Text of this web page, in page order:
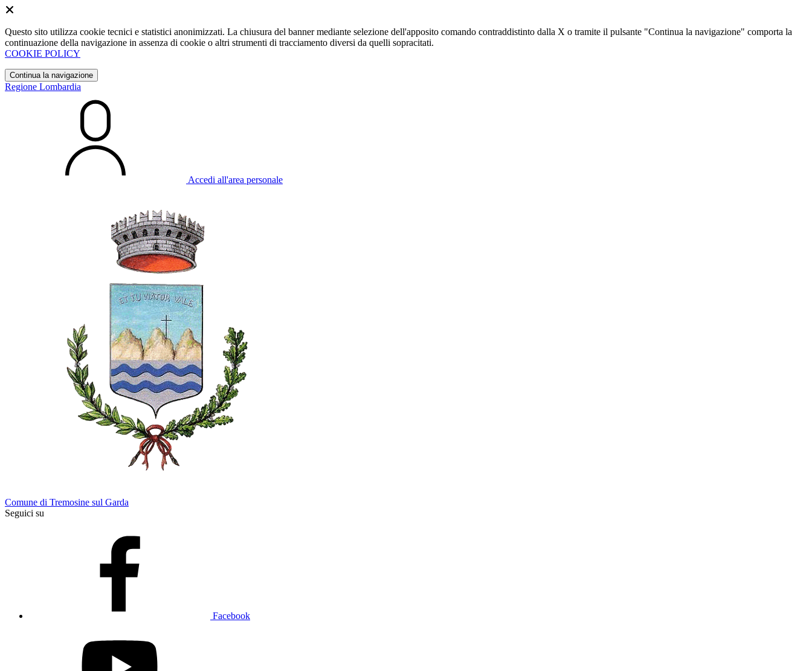
Questo sito utilizza cookie tecnici e statistici anonimizzati. La chiusura del banner mediante selezione dell'apposito comando contraddistinto dalla X o tramite il pulsante "Continua la navigazione" comporta la
continuazione della navigazione in assenza di cookie o altri strumenti di tracciamento diversi da quelli sopracitati.
COOKIE POLICY
Continua la navigazione
Regione Lombardia
Accedi all'area personale
Comune di Tremosine sul Garda
Seguici su
Facebook